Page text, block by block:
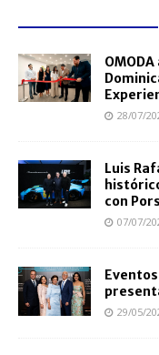
28/07/
Luis
con
07/07/
29/05/